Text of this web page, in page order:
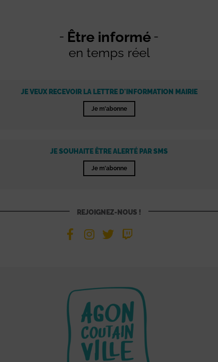
Être informé
en temps réel
JE VEUX RECEVOIR LA LETTRE D'INFORMATION MAIRIE
Je m'abonne
JE SOUHAITE ÊTRE ALERTÉ PAR SMS
Je m'abonne
REJOIGNEZ-NOUS !